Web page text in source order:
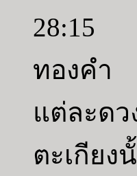
28:15
ทองคำ
แต่ละดว
ตะเกีย